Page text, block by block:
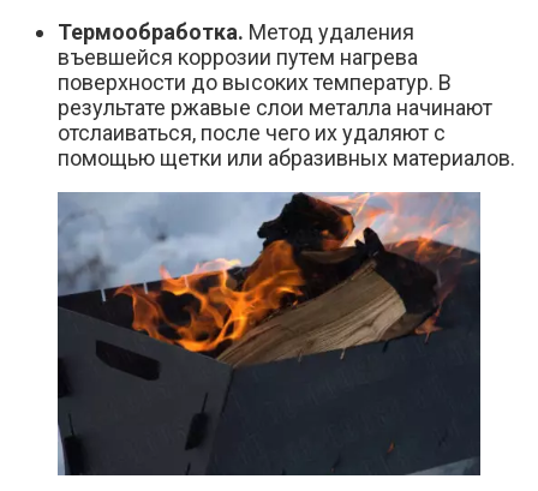
Термообработка. Метод удаления
въевшейся коррозии путем нагрева
поверхности до высоких температур. В
результате ржавые слои металла начинают
отслаиваться, после чего их удаляют с
помощью щетки или абразивных материалов.